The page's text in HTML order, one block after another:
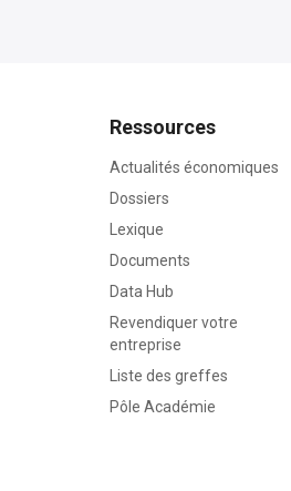
Ressources
Actualités économiques
Dossiers
Lexique
Documents
Data Hub
Revendiquer votre
entreprise
Liste des greffes
Pôle Académie